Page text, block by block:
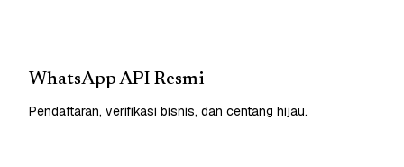
WhatsApp API Resmi
Pendaftaran, verifikasi bisnis, dan centang hijau.